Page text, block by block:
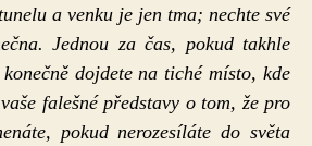
a venku je jen tma; nechte své
Jednou za čas, pokud takhle
dojdete na tiché místo, kde
falešné představy o tom, že pro
pokud nerozesíláte do světa